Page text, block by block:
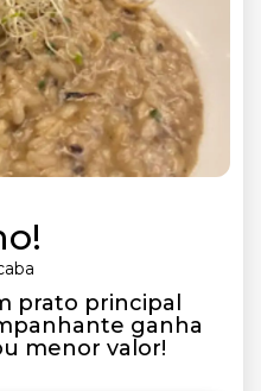
prato principal
ganha
menor valor!